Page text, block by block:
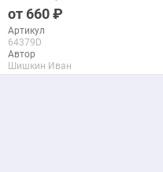
660
Артикул
64379D
Автор
Шишкин Иван